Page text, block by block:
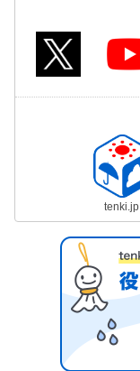
tenki.jp